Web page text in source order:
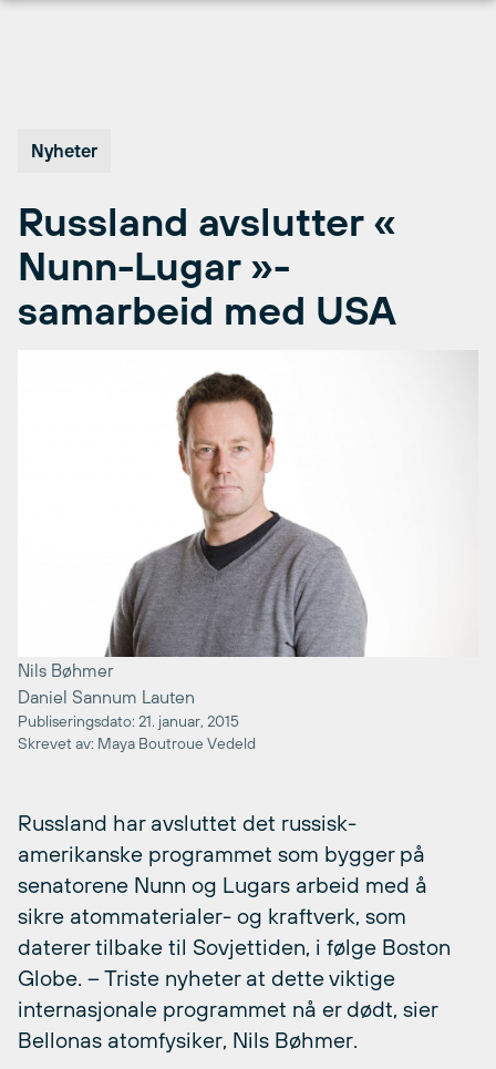
Nyheter
Russland avslutter «
Nunn-Lugar »-
samarbeid med USA
Nils Bøhmer
Daniel Sannum Lauten
Publiseringsdato: 21. januar, 2015
Skrevet av: Maya Boutroue Vedeld
Russland har avsluttet det russisk-
amerikanske programmet som bygger på
senatorene Nunn og Lugars arbeid med å
sikre atommaterialer- og kraftverk, som
daterer tilbake til Sovjettiden, i følge Boston
Globe. – Triste nyheter at dette viktige
internasjonale programmet nå er dødt, sier
Bellonas atomfysiker, Nils Bøhmer.